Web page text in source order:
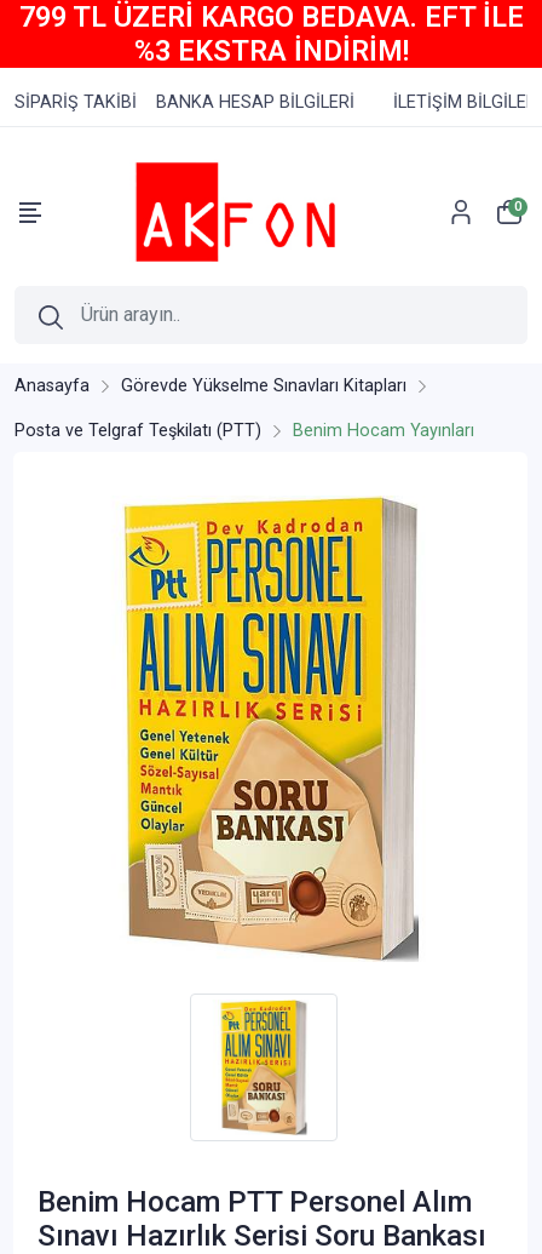
799 TL ÜZERİ KARGO BEDAVA. EFT İLE
%3 EKSTRA İNDİRİM!
SİPARİŞ TAKİBİ BANKA HESAP BİLGİLERİ İLETİŞİM BİLGİLERİ
0
Anasayfa Görevde Yükselme Sınavları Kitapları
Posta ve Telgraf Teşkilatı (PTT) Benim Hocam Yayınları
Benim Hocam PTT Personel Alım
Sınavı Hazırlık Serisi Soru Bankası